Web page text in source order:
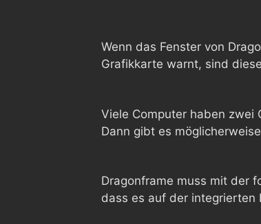
Wenn das Fenster von
Grafikkarte warnt, sind
Viele Computer haben
Dann gibt es
Dragonframe muss mit der
dass es auf der